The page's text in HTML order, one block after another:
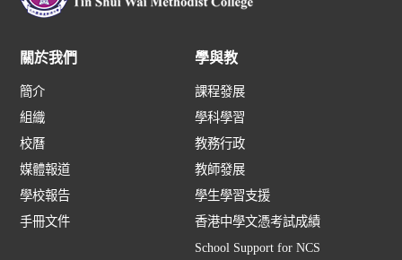
關於我們
簡介
組織
校曆
媒體報道
學校報告
手冊文件
學與教
課程發展
學科學習
教務行政
教師發展
學生學習支援
香港中學文憑考試成績
School Support for NCS